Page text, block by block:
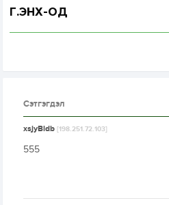
Г.ЭНХ-ОД
Сэтгэгдэл
xsjyBldb[198.251.72.103]
555